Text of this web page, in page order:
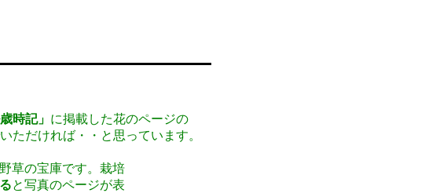
時記」 に掲載した花のページの
だければ・・と思っています。
草の宝庫です。栽培
と写真のページが表